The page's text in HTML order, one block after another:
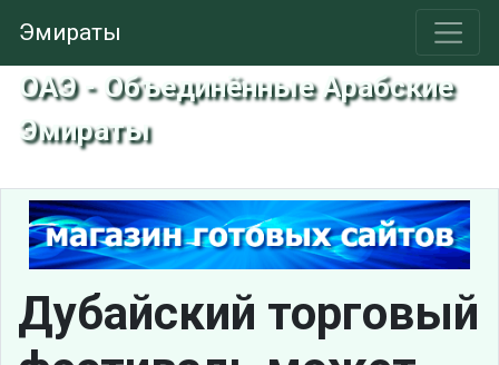
Эмираты
ОАЭ - Объединённые Арабские
Эмираты
Дубайский торговый